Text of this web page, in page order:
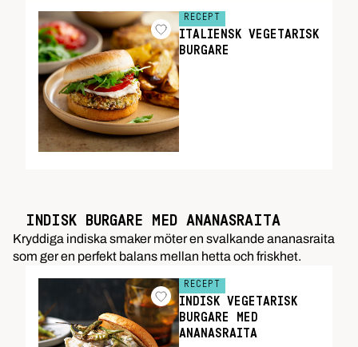
RECEPT
ITALIENSK VEGETARISK
BURGARE
INDISK BURGARE MED ANANASRAITA
Kryddiga indiska smaker möter en svalkande ananasraita
som ger en perfekt balans mellan hetta och friskhet.
RECEPT
INDISK VEGETARISK
BURGARE MED
ANANASRAITA